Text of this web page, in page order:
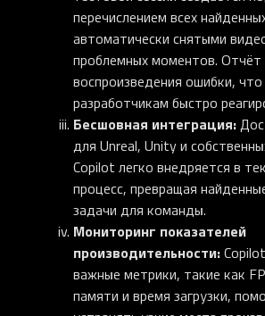
перечислением всех
автоматически снятыми
проблемных моментов.
воспроизведения ошибки,
разработчикам быстро
Бесшовная интеграция:
для Unreal, Unity и
Copilot легко внедряется в
процесс, превращая
задачи для команды.
Мониторинг показателей
производительности:
важные метрики, такие как
памяти и время загрузки,